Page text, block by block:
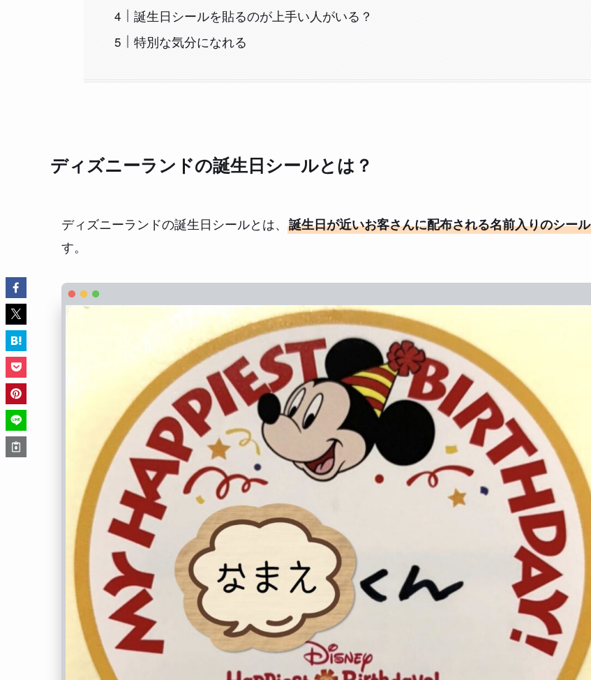
誕生日シールを貼るのが上手い人がいる？
特別な気分になれる
ディズニーランドの誕生日シールとは？
ディズニーランドの誕生日シールとは、 誕生日が近いお客さんに配布される名前入りのシール
す。